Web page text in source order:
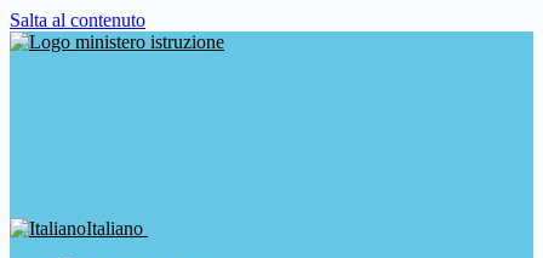
Salta al contenuto
Italiano